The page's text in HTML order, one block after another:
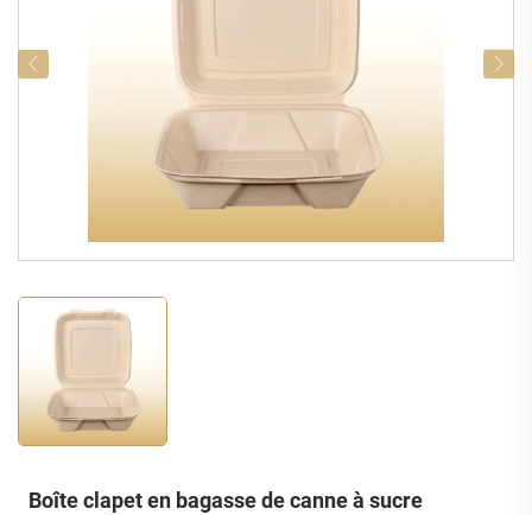
Boîte clapet en bagasse de canne à sucre